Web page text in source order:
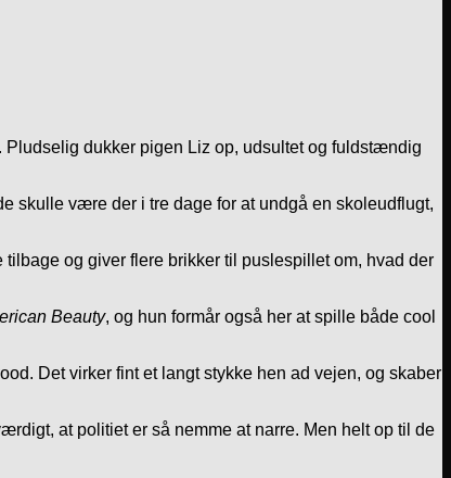
dukker pigen Liz op, udsultet og fuldstændig
skulle være der i tre dage for at undgå en skoleudflugt,
og giver flere brikker til puslespillet om, hvad der
Beauty, og hun formår også her at spille både cool
Det virker fint et langt stykke hen ad vejen, og skaber
at politiet er så nemme at narre. Men helt op til de